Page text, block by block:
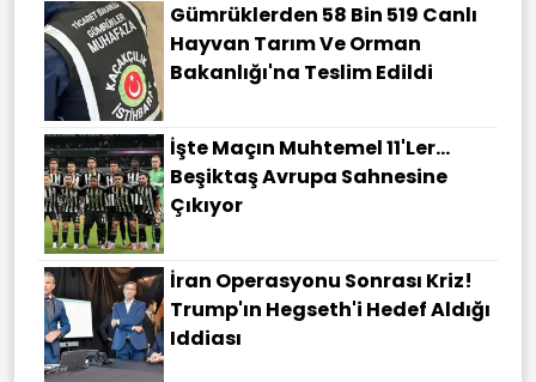
Gümrüklerden 58 Bin 519 Canlı
Hayvan Tarım Ve Orman
Bakanlığı'na Teslim Edildi
İşte Maçın Muhtemel 11'ler...
Beşiktaş Avrupa Sahnesine
Çıkıyor
İran Operasyonu Sonrası Kriz!
Trump'ın Hegseth'i Hedef Aldığı
Iddiası